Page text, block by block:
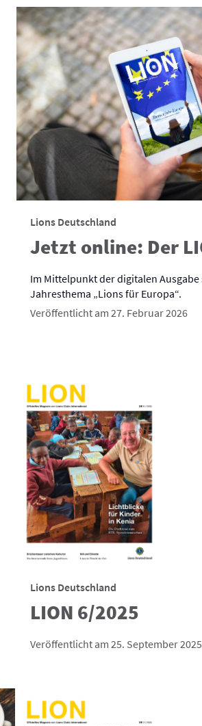
Lions Deutschland
Jetzt online: Der
Im Mittelpunkt der digitalen Ausgabe
Jahresthema „Lions für Europa“.
Veröffentlicht am 27. Februar 2026
Lions Deutschland
LION 6/2025
Veröffentlicht am 25. September 2025